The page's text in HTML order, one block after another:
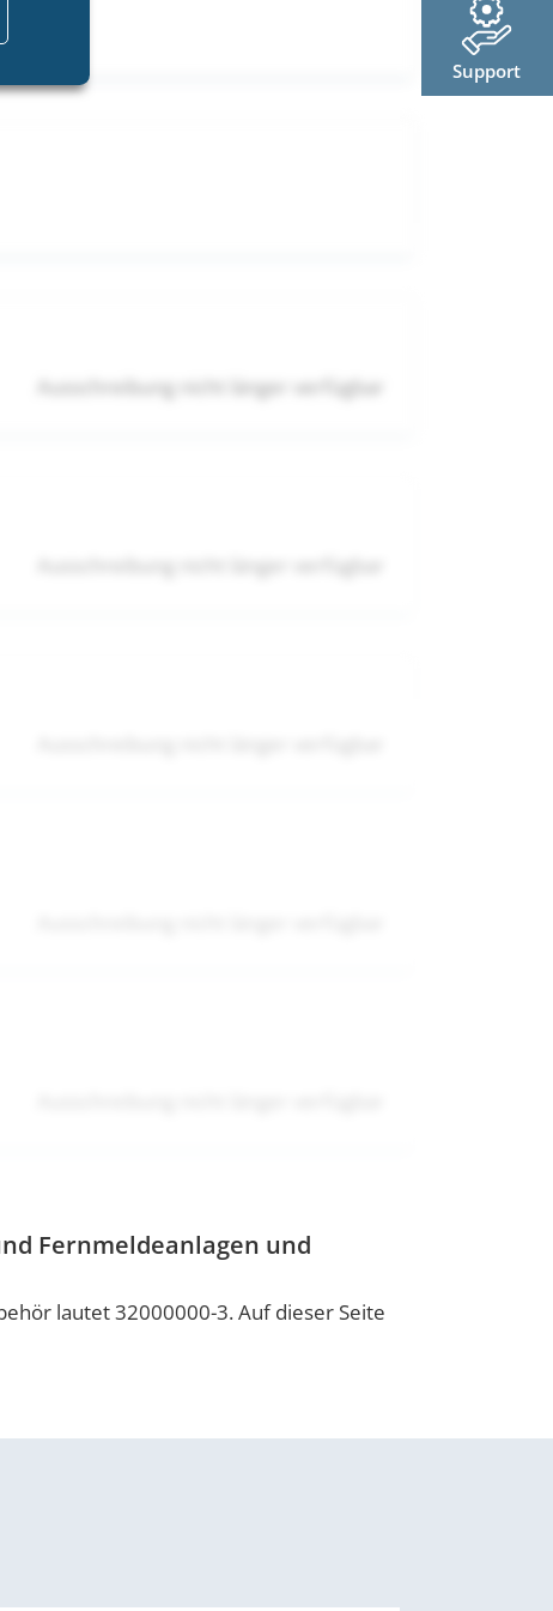
Ausschreibung nicht länger verfügbar
Fernmeldeanlagen und
lautet 32000000-3. Auf dieser Seite
Support